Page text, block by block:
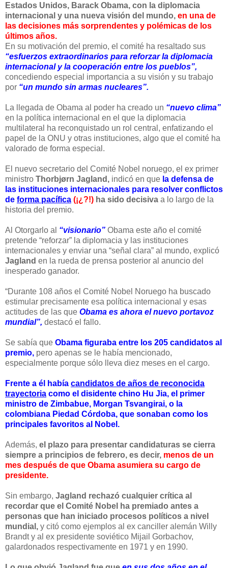
Estados Unidos, Barack Obama, con la diplomacia
internacional y una nueva visión del mundo, en una de
las decisiones más sorprendentes y polémicas de los
últimos años.
En su motivación del premio, el comité ha resaltado sus
“esfuerzos extraordinarios para reforzar la diplomacia
internacional y la cooperación entre los pueblos”,
concediendo especial importancia a su visión y su trabajo
por “un mundo sin armas nucleares”.
La llegada de Obama al poder ha creado un “nuevo clima”
en la política internacional en el que la diplomacia
multilateral ha reconquistado un rol central, enfatizando el
papel de la ONU y otras instituciones, algo que el comité ha
valorado de forma especial.
El nuevo secretario del Comité Nobel noruego, el ex primer
ministro Thorbjørn Jagland, indicó en que la defensa de
las instituciones internacionales para resolver conflictos
de forma pacífica (¡¿?!) ha sido decisiva a lo largo de la
historia del premio.
Al Otorgarlo al “visionario” Obama este año el comité
pretende “reforzar” la diplomacia y las instituciones
internacionales y enviar una “señal clara” al mundo, explicó
Jagland en la rueda de prensa posterior al anuncio del
inesperado ganador.
“Durante 108 años el Comité Nobel Noruego ha buscado
estimular precisamente esa política internacional y esas
actitudes de las que Obama es ahora el nuevo portavoz
mundial”, destacó el fallo.
Se sabía que Obama figuraba entre los 205 candidatos al
premio, pero apenas se le había mencionado,
especialmente porque sólo lleva diez meses en el cargo.
Frente a él había candidatos de años de reconocida
trayectoria como el disidente chino Hu Jia, el primer
ministro de Zimbabue, Morgan Tsvangirai, o la
colombiana Piedad Córdoba, que sonaban como los
principales favoritos al Nobel.
Además, el plazo para presentar candidaturas se cierra
siempre a principios de febrero, es decir, menos de un
mes después de que Obama asumiera su cargo de
presidente.
Sin embargo, Jagland rechazó cualquier crítica al
recordar que el Comité Nobel ha premiado antes a
personas que han iniciado procesos políticos a nivel
mundial, y citó como ejemplos al ex canciller alemán Willy
Brandt y al ex presidente soviético Mijail Gorbachov,
galardonados respectivamente en 1971 y en 1990.